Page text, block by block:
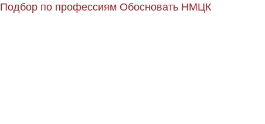
Подбор по профессиям Обосновать НМЦК